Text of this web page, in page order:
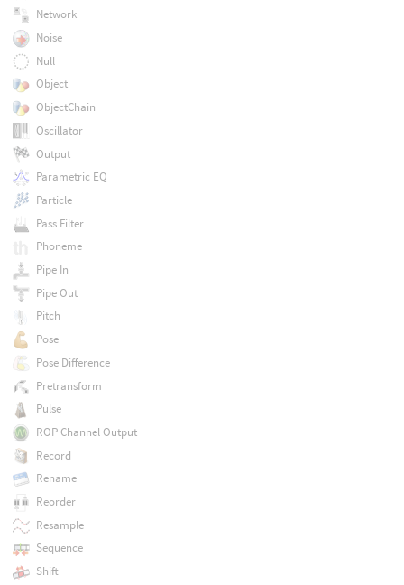
Network
Noise
Null
Object
ObjectChain
Oscillator
Output
Parametric EQ
Particle
Pass Filter
Phoneme
Pipe In
Pipe Out
Pitch
Pose
Pose Difference
Pretransform
Pulse
ROP Channel Output
Record
Rename
Reorder
Resample
Sequence
Shift